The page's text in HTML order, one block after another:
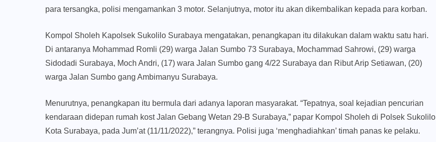
para tersangka, polisi mengamankan 3 motor. Selanjutnya, motor itu akan dikembalikan kepada para korban.
Kompol Sholeh Kapolsek Sukolilo Surabaya mengatakan, penangkapan itu dilakukan dalam waktu satu hari.
Di antaranya Mohammad Romli (29) warga Jalan Sumbo 73 Surabaya, Mochammad Sahrowi, (29) warga
Sidodadi Surabaya, Moch Andri, (17) wara Jalan Sumbo gang 4/22 Surabaya dan Ribut Arip Setiawan, (20)
warga Jalan Sumbo gang Ambimanyu Surabaya.
Menurutnya, penangkapan itu bermula dari adanya laporan masyarakat. “Tepatnya, soal kejadian pencurian
kendaraan didepan rumah kost Jalan Gebang Wetan 29-B Surabaya,” papar Kompol Sholeh di Polsek Sukolilo
Kota Surabaya, pada Jum’at (11/11/2022),” terangnya. Polisi juga ‘menghadiahkan’ timah panas ke pelaku.